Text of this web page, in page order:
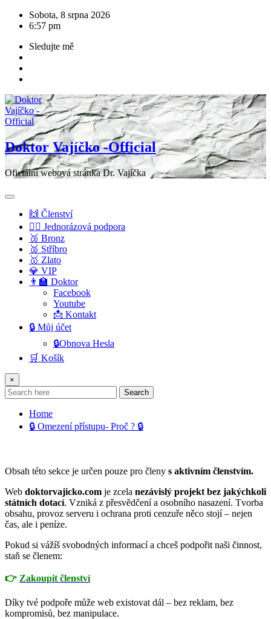
Skip
Sobota, 8 srpna 2026
6:57 pm
Sledujte mě
Doktor Vajíčko -Official
Oficiální webová stránka Dr. Vajíčka
🙌 Členství
💁‍♂️ Jednorázová podpora
🥉 Bronz
🥈 Stříbro
🥇 Zlato
💎 VIP
👨‍🏫 Doktor
Facebook
Youtube
📩 Kontakt
🔒 Můj účet
🔒Obnova Hesla
🛒 Košík
×
Search
Home
🔒 Omezení přístupu- Proč ? 🔒
Obsah této sekce je určen pouze pro členy s aktivním členstvím.
Web doktorvajicko.com je zcela nezávislý projekt bez jakýchkoli
státních dotací. Vzniká z přesvědčení a osobního nasazení. Tvorba
obsahu, provoz serveru i ochrana proti cenzuře něco stojí – nejen
čas, ale i peníze.
Pokud si vážíš svobodných informací a chceš podpořit naši činnost,
staň se členem:
👉 Zakoupit členství
Díky tvé podpoře může web existovat dál – bez reklam, bez
kompromisů, bez manipulace.